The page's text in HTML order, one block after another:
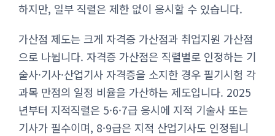
하지만, 일부 직렬은 제한 없이 응시할 수 있습니다.
가산점 제도는 크게 자격증 가산점과 취업지원 가산점
으로 나뉩니다. 자격증 가산점은 직렬별로 인정하는 기
술사·기사·산업기사 자격증을 소지한 경우 필기시험 각
과목 만점의 일정 비율을 가산하는 제도입니다. 2025
년부터 지적직렬은 5·6·7급 응시에 지적 기술사 또는
기사가 필수이며, 8·9급은 지적 산업기사도 인정됩니